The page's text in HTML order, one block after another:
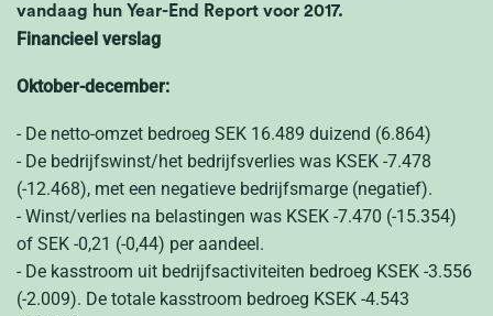
vandaag hun Year-End Report voor 2017.
Financieel verslag
Oktober-december:
- De netto-omzet bedroeg SEK 16.489 duizend (6.864)
- De bedrijfswinst/het bedrijfsverlies was KSEK -7.478
(-12.468), met een negatieve bedrijfsmarge (negatief).
- Winst/verlies na belastingen was KSEK -7.470 (-15.354)
of SEK -0,21 (-0,44) per aandeel.
- De kasstroom uit bedrijfsactiviteiten bedroeg KSEK -3.556
(-2.009). De totale kasstroom bedroeg KSEK -4.543